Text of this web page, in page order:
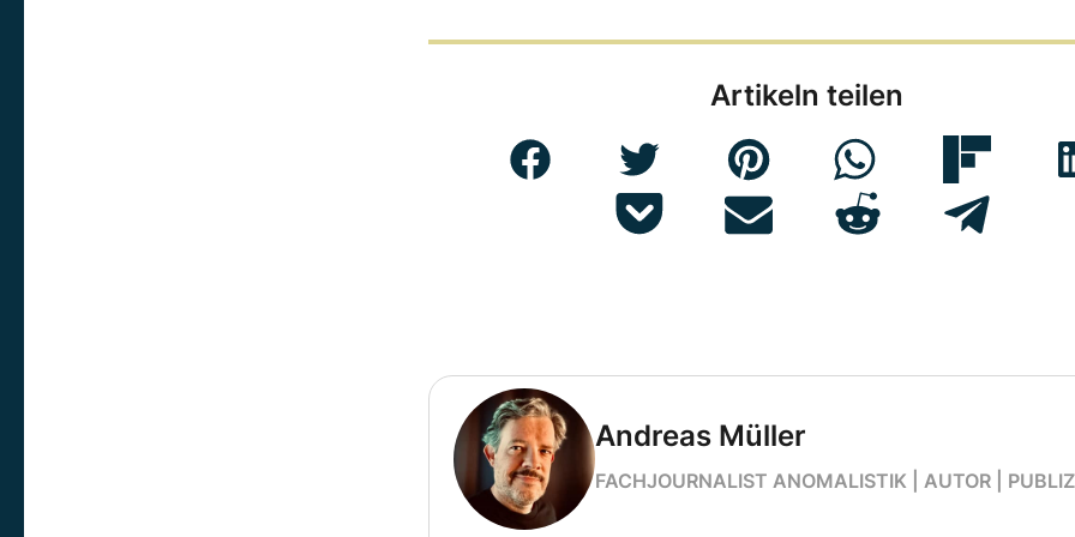
Artikeln teilen
Andreas Müller
FACHJOURNALIST ANOMALISTIK | AUTOR |